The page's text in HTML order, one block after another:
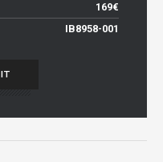
169€
IB8958-001